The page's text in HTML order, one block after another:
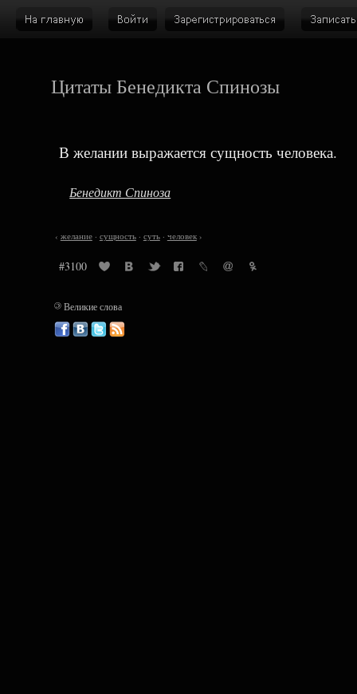
Цитаты Бенедикта Спинозы
В желании выражается сущность человека.
Бенедикт Спиноза
‹ желание· сущность· суть· человек›
#3100
©Великие слова